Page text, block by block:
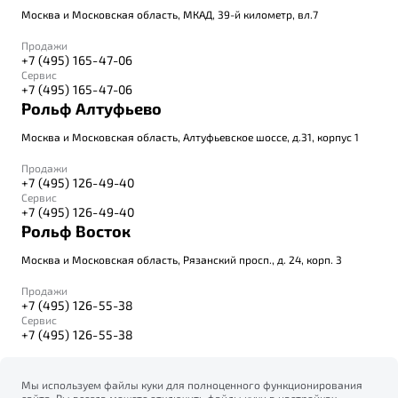
Москва и Московская область, МКАД, 39-й километр, вл.7
Продажи
+7 (495) 165-47-06
Сервис
+7 (495) 165-47-06
Рольф Алтуфьево
Москва и Московская область, Алтуфьевское шоссе, д.31, корпус 1
Продажи
+7 (495) 126-49-40
Сервис
+7 (495) 126-49-40
Рольф Восток
Москва и Московская область, Рязанский просп., д. 24, корп. 3
Продажи
+7 (495) 126-55-38
Сервис
+7 (495) 126-55-38
Мы используем файлы куки для полноценного функционирования